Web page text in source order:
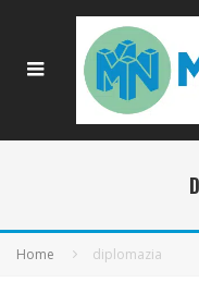
Home diplomazia